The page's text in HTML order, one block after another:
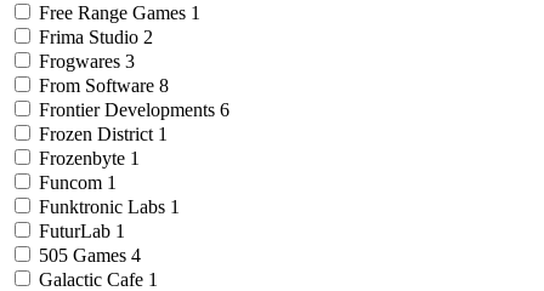
Free Range Games 1
Frima Studio 2
Frogwares 3
From Software 8
Frontier Developments 6
Frozen District 1
Frozenbyte 1
Funcom 1
Funktronic Labs 1
FuturLab 1
505 Games 4
Galactic Cafe 1